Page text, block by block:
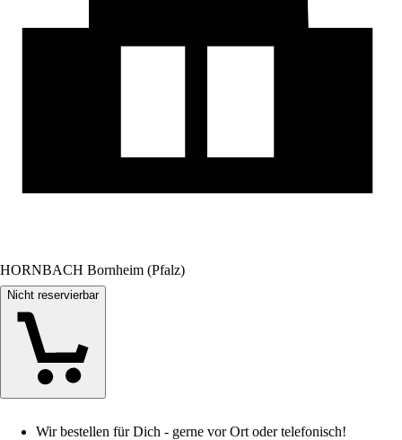
HORNBACH Bornheim (Pfalz)
Nicht reservierbar
Wir bestellen für Dich - gerne vor Ort oder telefonisch!